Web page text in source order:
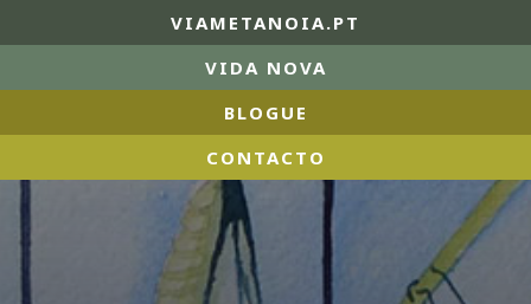
VIAMETANOIA.PT
VIDA NOVA
BLOGUE
CONTACTO